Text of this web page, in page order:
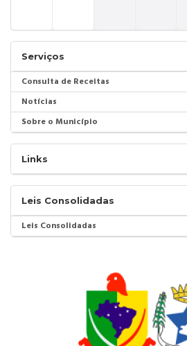
Serviços
Consulta de Receitas
Notícias
Sobre o Município
Links
Leis Consolidadas
Leis Consolidadas